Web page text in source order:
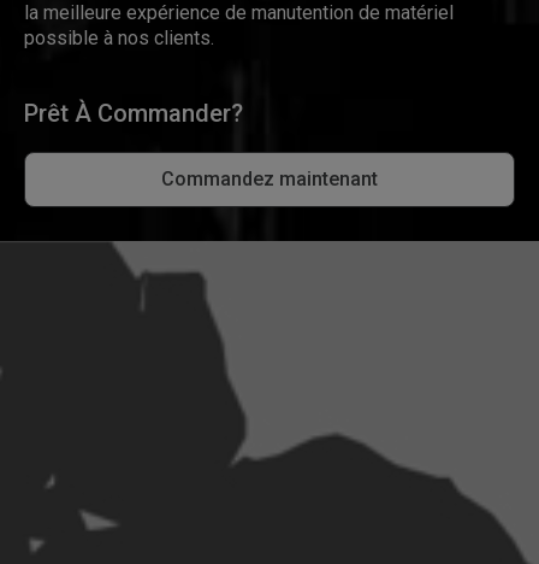
la meilleure expérience de manutention de matériel
possible à nos clients.
Prêt À Commander?
Commandez maintenant